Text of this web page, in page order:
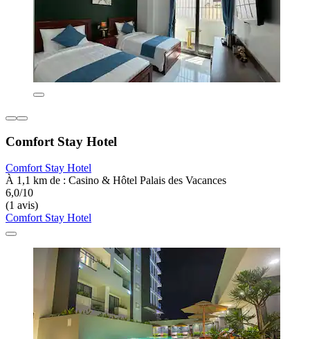
Comfort Stay Hotel
Comfort Stay Hotel
À 1,1 km de : Casino & Hôtel Palais des Vacances
6,0/10
(1 avis)
Comfort Stay Hotel